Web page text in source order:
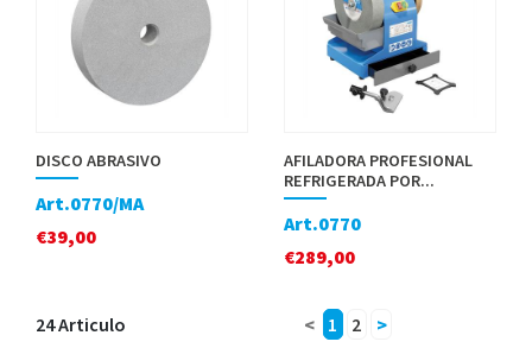
DISCO ABRASIVO
Art.0770/MA
€39,00
AFILADORA PROFESIONAL
REFRIGERADA POR...
Art.0770
€289,00
24 Articulo < 1 2 >